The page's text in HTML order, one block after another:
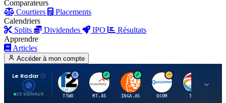
Comparateurs
Courtiers
Placements
Calendriers
Splits
Dividendes IPO
Résultats
Apprendre
Articles
Accéder à mon compte
Le Radar
20 SIGNAUX
T
TTWO
A
MT.AS
I
INGA.AS
Q
QCOM
T
TTE